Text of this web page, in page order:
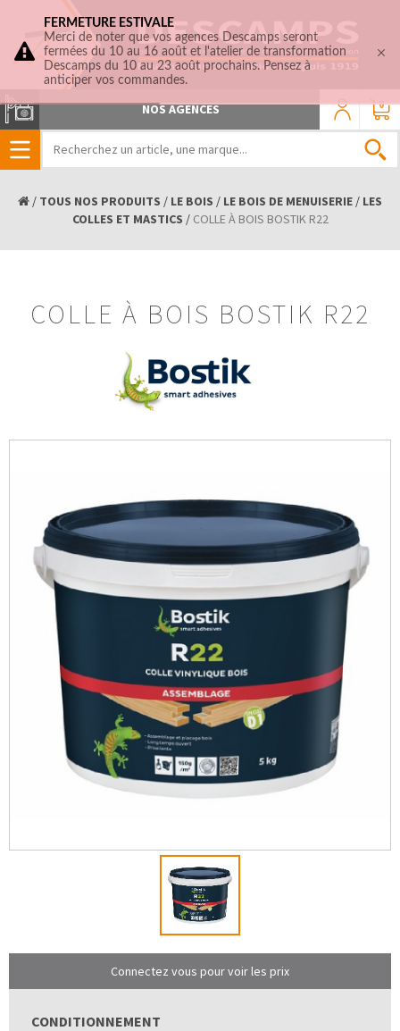
0
NOS AGENCES
/ TOUS NOS PRODUITS / LE BOIS / LE BOIS DE MENUISERIE / LES
COLLES ET MASTICS / COLLE À BOIS BOSTIK R22
COLLE À BOIS BOSTIK R22
Connectez vous pour voir les prix
CONDITIONNEMENT
FERMETURE ESTIVALE
Merci de noter que vos agences Descamps seront
fermées du 10 au 16 août et l'atelier de transformation
Descamps du 10 au 23 août prochains. Pensez à
anticiper vos commandes.